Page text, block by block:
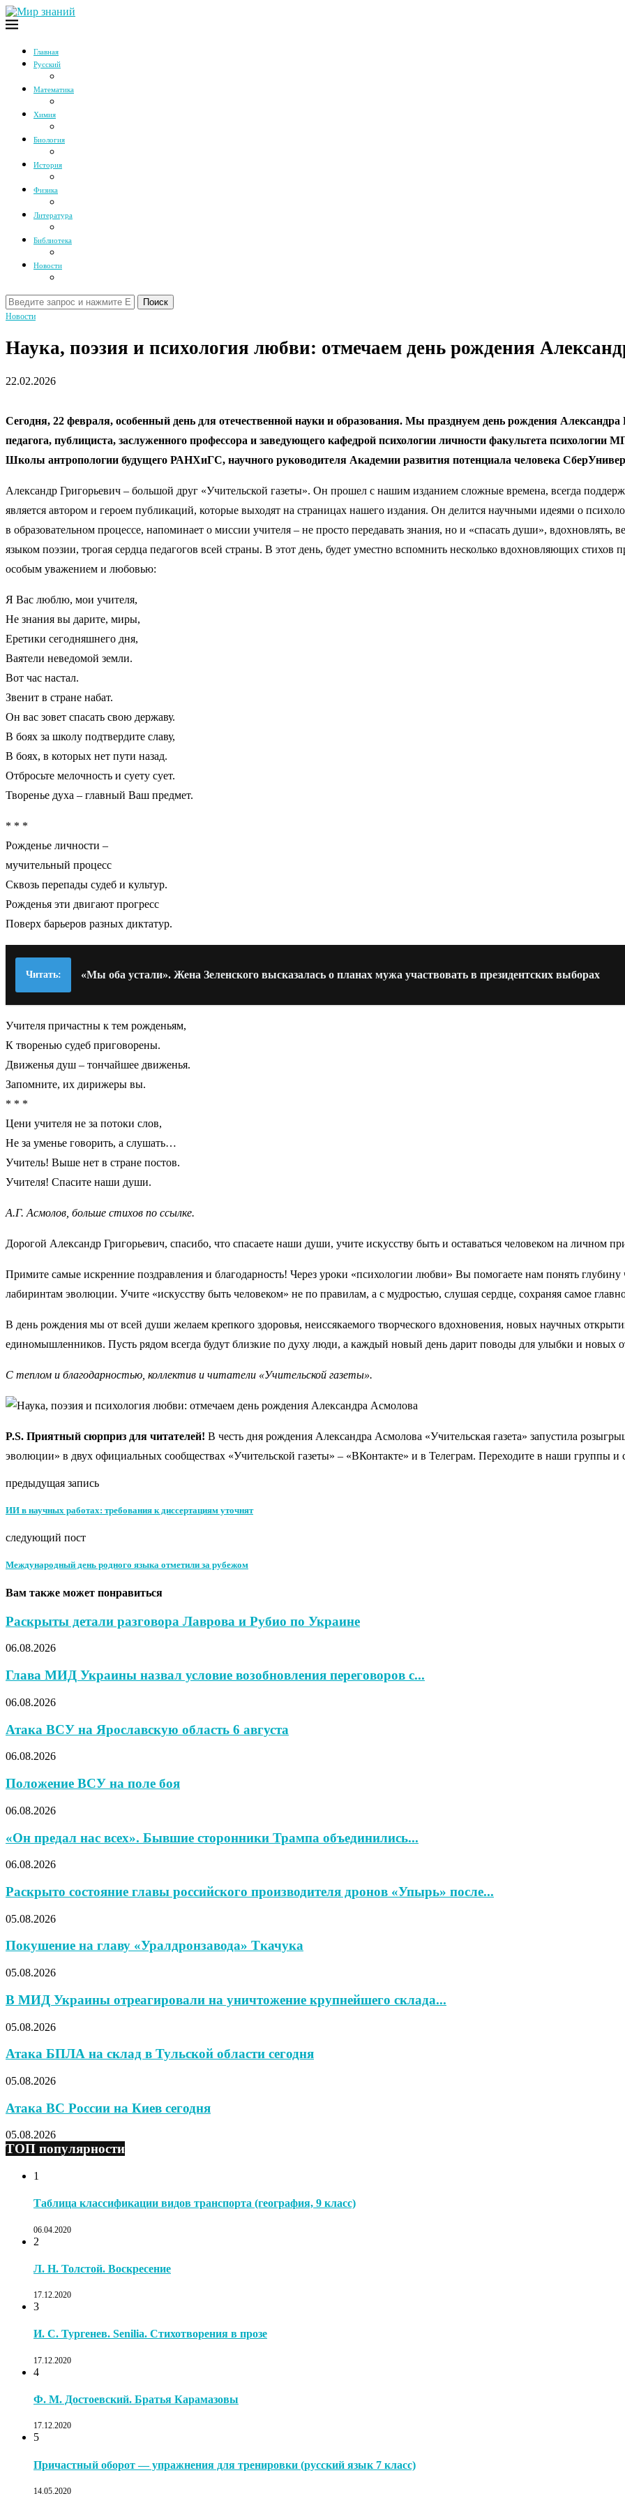
Главная
Русский
Математика
Химия
Биология
История
Физика
Литература
Библиотека
Новости
Поиск
Новости
Наука, поэзия и психология любви: отмечаем день рождения
22.02.2026
Сегодня, 22 февраля, особенный день для отечественной науки и образования. Мы празднуем день рождения
педагога, публициста, заслуженного профессора и заведующего кафедрой психологии личности факультета
Школы антропологии будущего РАНХиГС, научного руководителя Академии развития потенциала человека
Александр Григорьевич – большой друг «Учительской газеты». Он прошел с нашим изданием сложные времена, всегда
является автором и героем публикаций, которые выходят на страницах нашего издания. Он делится научными идеями о
в образовательном процессе, напоминает о миссии учителя – не просто передавать знания, но и «спасать души», вдохновлять,
языком поэзии, трогая сердца педагогов всей страны. В этот день, будет уместно вспомнить несколько вдохновляющих
особым уважением и любовью:
Я Вас люблю, мои учителя,
Не знания вы дарите, миры,
Еретики сегодняшнего дня,
Ваятели неведомой земли.
Вот час настал.
Звенит в стране набат.
Он вас зовет спасать свою державу.
В боях за школу подтвердите славу,
В боях, в которых нет пути назад.
Отбросьте мелочность и суету сует.
Творенье духа – главный Ваш предмет.
* * *
Рожденье личности –
мучительный процесс
Сквозь перепады судеб и культур.
Рожденья эти двигают прогресс
Поверх барьеров разных диктатур.
Читать: «Мы оба устали». Жена Зеленского высказалась о планах мужа участвовать в президентских выборах
Учителя причастны к тем рожденьям,
К творенью судеб приговорены.
Движенья душ – тончайшее движенья.
Запомните, их дирижеры вы.
* * *
Цени учителя не за потоки слов,
Не за уменье говорить, а слушать…
Учитель! Выше нет в стране постов.
Учителя! Спасите наши души.
А.Г. Асмолов, больше стихов по ссылке.
Дорогой Александр Григорьевич, спасибо, что спасаете наши души, учите искусству быть и оставаться человеком на личном
Примите самые искренние поздравления и благодарность! Через уроки «психологии любви» Вы помогаете нам понять
лабиринтам эволюции. Учите «искусству быть человеком» не по правилам, а с мудростью, слушая сердце, сохраняя самое
В день рождения мы от всей души желаем крепкого здоровья, неиссякаемого творческого вдохновения, новых научных
единомышленников. Пусть рядом всегда будут близкие по духу люди, а каждый новый день дарит поводы для улыбки и новых
С теплом и благодарностью, коллектив и читатели «Учительской газеты».
P.S. Приятный сюрприз для читателей! В честь дня рождения Александра Асмолова «Учительская газета» запустила
эволюции» в двух официальных сообществах «Учительской газеты» – «ВКонтакте» и в Телеграм. Переходите в наши группы и
предыдущая запись
ИИ в научных работах: требования к диссертациям уточнят
следующий пост
Международный день родного языка отметили за рубежом
Вам также может понравиться
Раскрыты детали разговора Лаврова и Рубио по Украине
06.08.2026
Глава МИД Украины назвал условие возобновления переговоров с...
06.08.2026
Атака ВСУ на Ярославскую область 6 августа
06.08.2026
Положение ВСУ на поле боя
06.08.2026
«Он предал нас всех». Бывшие сторонники Трампа объединились...
06.08.2026
Раскрыто состояние главы российского производителя дронов «Упырь» после...
05.08.2026
Покушение на главу «Уралдронзавода» Ткачука
05.08.2026
В МИД Украины отреагировали на уничтожение крупнейшего склада...
05.08.2026
Атака БПЛА на склад в Тульской области сегодня
05.08.2026
Атака ВС России на Киев сегодня
05.08.2026
ТОП популярности
1
Таблица классификации видов транспорта (география, 9 класс)
06.04.2020
2
Л. Н. Толстой. Воскресение
17.12.2020
3
И. С. Тургенев. Senilia. Стихотворения в прозе
17.12.2020
4
Ф. М. Достоевский. Братья Карамазовы
17.12.2020
5
Причастный оборот — упражнения для тренировки (русский язык 7 класс)
14.05.2020